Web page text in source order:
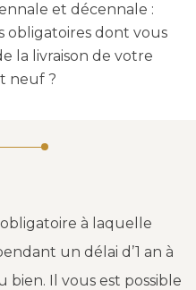
et décennale :
obligatoires dont vous
la livraison de votre
neuf ?
obligatoire à laquelle
un délai d’1 an à
Il vous est possible